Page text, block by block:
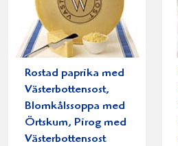
Rostad paprika med
Västerbottensost,
Blomkålssoppa med
Örtskum, Pirog med
Västerbottensost